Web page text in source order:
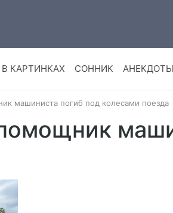
КАРТИНКАХ СОННИК АНЕКДОТЫ
машиниста погиб под колесами поезда